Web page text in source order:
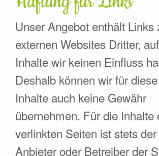
Unser Angebot enthält Links
externen Websites Dritter,
Inhalte wir keinen Einfluss
Deshalb können wir für
Inhalte auch keine Gewähr
übernehmen. Für die Inhalte
verlinkten Seiten ist stets
Anbieter oder Betreiber der